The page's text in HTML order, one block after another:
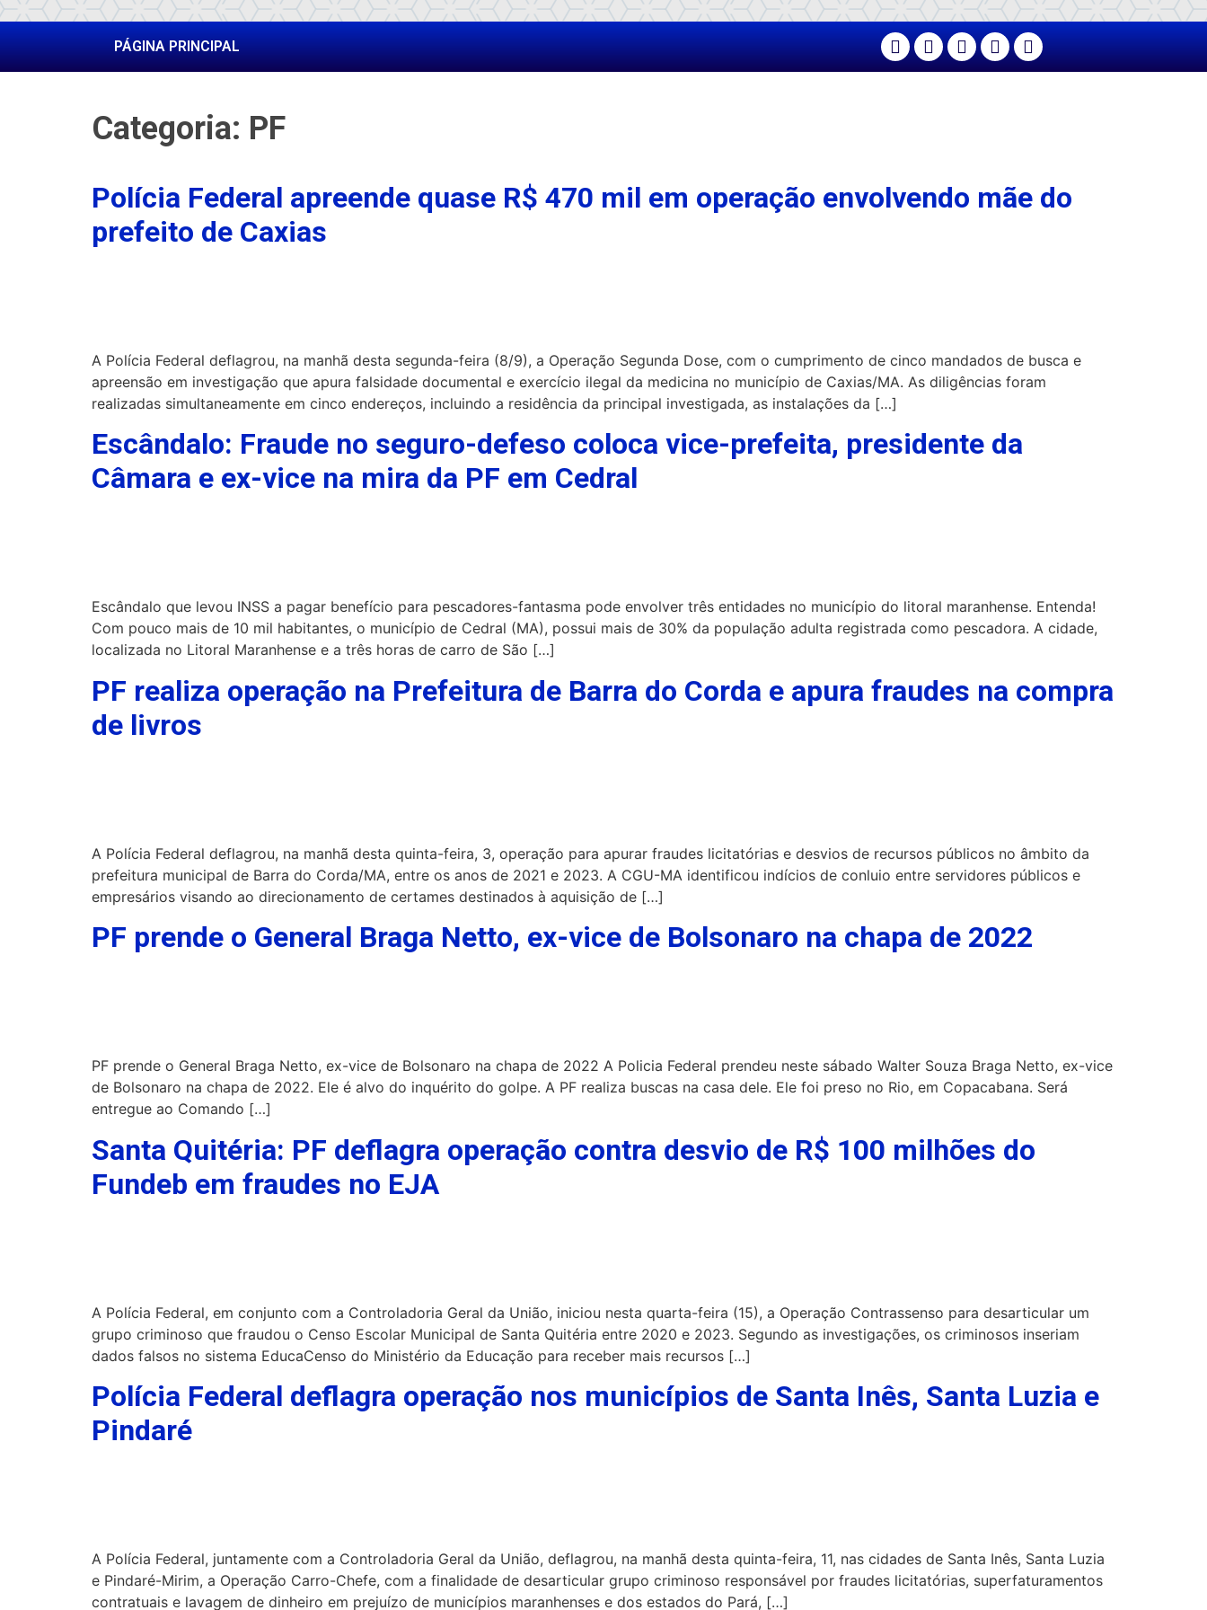
PÁGINA PRINCIPAL
Categoria: PF
Polícia Federal apreende quase R$ 470 mil em operação envolvendo mãe do
prefeito de Caxias
A Polícia Federal deflagrou, na manhã desta segunda-feira (8/9), a Operação Segunda Dose, com o cumprimento de cinco mandados de busca e
apreensão em investigação que apura falsidade documental e exercício ilegal da medicina no município de Caxias/MA. As diligências foram
realizadas simultaneamente em cinco endereços, incluindo a residência da principal investigada, as instalações da […]
Escândalo: Fraude no seguro-defeso coloca vice-prefeita, presidente da
Câmara e ex-vice na mira da PF em Cedral
Escândalo que levou INSS a pagar benefício para pescadores-fantasma pode envolver três entidades no município do litoral maranhense. Entenda!
Com pouco mais de 10 mil habitantes, o município de Cedral (MA), possui mais de 30% da população adulta registrada como pescadora. A cidade,
localizada no Litoral Maranhense e a três horas de carro de São […]
PF realiza operação na Prefeitura de Barra do Corda e apura fraudes na compra
de livros
A Polícia Federal deflagrou, na manhã desta quinta-feira, 3, operação para apurar fraudes licitatórias e desvios de recursos públicos no âmbito da
prefeitura municipal de Barra do Corda/MA, entre os anos de 2021 e 2023. A CGU-MA identificou indícios de conluio entre servidores públicos e
empresários visando ao direcionamento de certames destinados à aquisição de […]
PF prende o General Braga Netto, ex-vice de Bolsonaro na chapa de 2022
PF prende o General Braga Netto, ex-vice de Bolsonaro na chapa de 2022 A Policia Federal prendeu neste sábado Walter Souza Braga Netto, ex-vice
de Bolsonaro na chapa de 2022. Ele é alvo do inquérito do golpe. A PF realiza buscas na casa dele. Ele foi preso no Rio, em Copacabana. Será
entregue ao Comando […]
Santa Quitéria: PF deflagra operação contra desvio de R$ 100 milhões do
Fundeb em fraudes no EJA
A Polícia Federal, em conjunto com a Controladoria Geral da União, iniciou nesta quarta-feira (15), a Operação Contrassenso para desarticular um
grupo criminoso que fraudou o Censo Escolar Municipal de Santa Quitéria entre 2020 e 2023. Segundo as investigações, os criminosos inseriam
dados falsos no sistema EducaCenso do Ministério da Educação para receber mais recursos […]
Polícia Federal deflagra operação nos municípios de Santa Inês, Santa Luzia e
Pindaré
A Polícia Federal, juntamente com a Controladoria Geral da União, deflagrou, na manhã desta quinta-feira, 11, nas cidades de Santa Inês, Santa Luzia
e Pindaré-Mirim, a Operação Carro-Chefe, com a finalidade de desarticular grupo criminoso responsável por fraudes licitatórias, superfaturamentos
contratuais e lavagem de dinheiro em prejuízo de municípios maranhenses e dos estados do Pará, […]